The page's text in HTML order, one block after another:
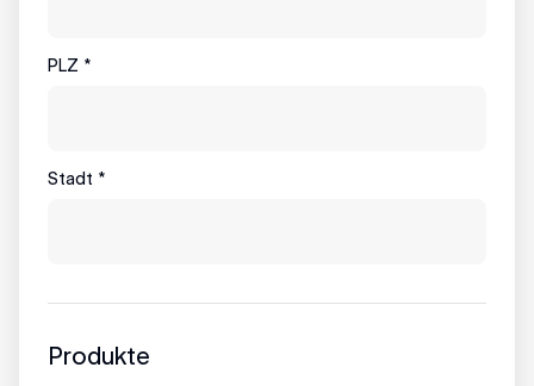
PLZ *
Stadt *
Produkte